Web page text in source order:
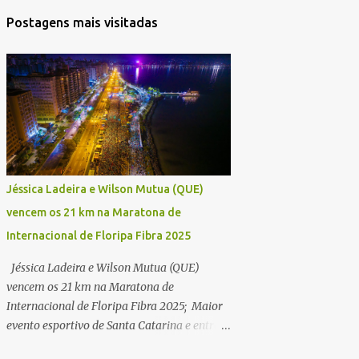
Postagens mais visitadas
Jéssica Ladeira e Wilson Mutua (QUE)
vencem os 21 km na Maratona de
Internacional de Floripa Fibra 2025
Jéssica Ladeira e Wilson Mutua (QUE)
vencem os 21 km na Maratona de
Internacional de Floripa Fibra 2025; Maior
evento esportivo de Santa Catarina e entre